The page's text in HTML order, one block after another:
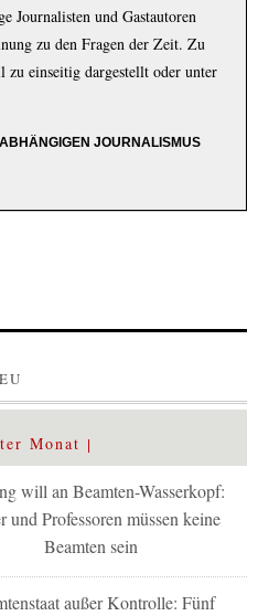
Journalisten und Gastautoren
zu den Fragen der Zeit. Zu
zu einseitig dargestellt oder unter
JOURNALISMUS
Monat
will an Beamten-Wasserkopf:
und Professoren müssen keine
Beamten sein
außer Kontrolle: Fünf